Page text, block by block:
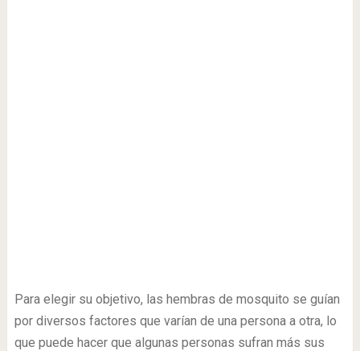
Para elegir su objetivo, las hembras de mosquito se guían
por diversos factores que varían de una persona a otra, lo
que puede hacer que algunas personas sufran más sus